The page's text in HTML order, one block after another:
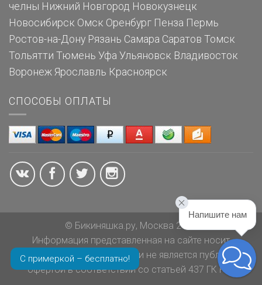
челны Нижний Новгород Новокузнецк
Новосибирск Омск Оренбург Пенза Пермь
Ростов-на-Дону Рязань Самара Саратов Томск
Тольятти Тюмень Уфа Ульяновск Владивосток
Воронеж Ярославль Красноярск
СПОСОБЫ ОПЛАТЫ
С примеркой – бесплатно!
© Бикиняшка.ру, Москва 2026
Информация представленная на сайте носит
ознакомительный характер и не является публичной
офертой в соответствии со статьей 437 ГК РФ.
Напишите нам